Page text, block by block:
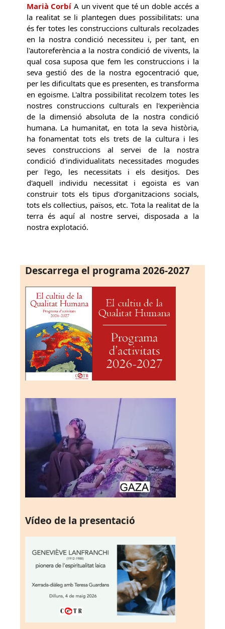
Marià Corbí A un vivent que té un doble accés a
la realitat se li plantegen dues possibilitats: una
és fer totes les construccions culturals recolzades
en la nostra condició necessiteu i, per tant, en
l'autoreferència a la nostra condició de vivents, la
qual cosa suposa que fem les construccions i la
seva gestió des de la nostra egocentració que,
per les dificultats que es presenten, es transforma
en egoisme. L'altra possibilitat recolzem totes les
nostres construccions culturals en l'experiència
de la dimensió absoluta de la nostra condició
humana. La humanitat, en tota la seva història,
ha fonamentat tots els trets de la cultura i les
seves construccions al servei de la nostra
condició d'individualitats necessitades mogudes
per l'ego, les necessitats i els desitjos. Des
d'aquell individu necessitat i egoista es van
construir tots els tipus d'organitzacions socials,
tots els col·lectius, països, etc. Tota la realitat de la
terra és aquí al nostre servei, disposada a la
nostra explotació.
Descarrega el programa 2026-2027
Vídeo de la presentació